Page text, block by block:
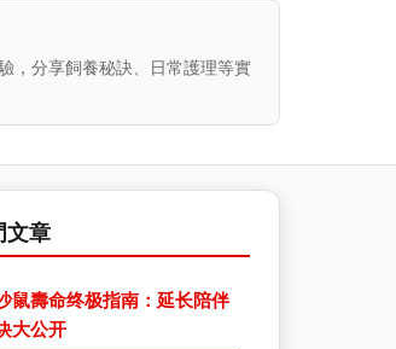
，分享飼養秘訣、日常護理等實
文章
鼠壽命终极指南：延长陪伴
大公开